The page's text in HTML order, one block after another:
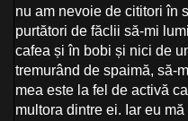
nu am nevoie de cititori în
purtători de făclii să-mi
cafea și în bobi și nici de
tremurând de spaimă, să-
mea este la fel de activă
multora dintre ei. Iar eu